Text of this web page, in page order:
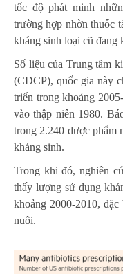
tốc độ phát minh
trường hợp nhờn thuốc
kháng sinh loại cũ đang
Số liệu của Trung tâm
(CDCP), quốc gia này
triển trong khoảng
vào thập niên 1980.
trong 2.240 dược phẩm
kháng sinh.
Trong khi đó, nghiên
thấy lượng sử dụng
khoảng 2000-2010,
nuôi.